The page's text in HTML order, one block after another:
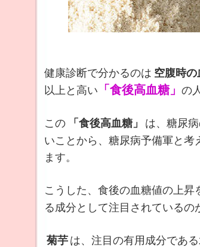
健康診断で分かるのは 空腹時の
以上と高い 「食後高血糖」 の
この 「食後高血糖」
は、糖尿
いことから、糖尿病予備軍と考
ます。
こうした、食後の血糖値の上
る成分として注目されているの
菊芋 は、注目の有用成分であ